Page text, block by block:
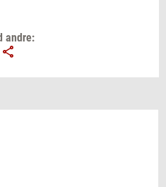
andre: